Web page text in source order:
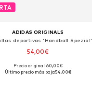
ADIDAS ORIGINALS
deportivas 'Handball Spezial'
54,00€
+ 5
Disponible en muchas tallas
Precio original: 60,00€
Último precio más bajo:54,00€